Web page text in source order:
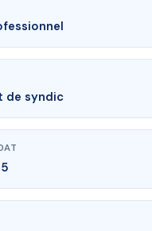
de syndic